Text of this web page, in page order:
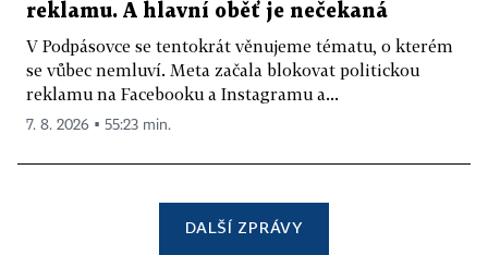
reklamu. A hlavní oběť je nečekaná
V Podpásovce se tentokrát věnujeme tématu, o kterém
se vůbec nemluví. Meta začala blokovat politickou
reklamu na Facebooku a Instagramu a...
7. 8. 2026 ▪ 55:23 min.
DALŠÍ ZPRÁVY